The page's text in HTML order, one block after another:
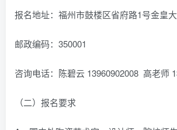
报名地址：福州市鼓楼区省府路1号金皇
邮政编码：350001
咨询电话：陈碧云 13960902008 高老师
（二）报名要求